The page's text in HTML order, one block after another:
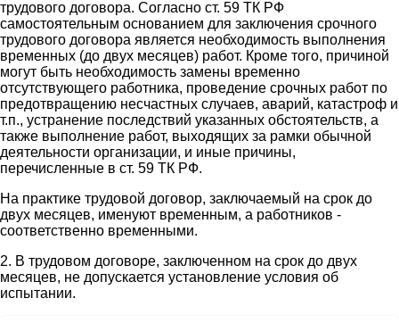
трудового договора. Согласно ст. 59 ТК РФ
самостоятельным основанием для заключения срочного
трудового договора является необходимость выполнения
временных (до двух месяцев) работ. Кроме того, причиной
могут быть необходимость замены временно
отсутствующего работника, проведение срочных работ по
предотвращению несчастных случаев, аварий, катастроф и
т.п., устранение последствий указанных обстоятельств, а
также выполнение работ, выходящих за рамки обычной
деятельности организации, и иные причины,
перечисленные в ст. 59 ТК РФ.
На практике трудовой договор, заключаемый на срок до
двух месяцев, именуют временным, а работников -
соответственно временными.
2. В трудовом договоре, заключенном на срок до двух
месяцев, не допускается установление условия об
испытании.